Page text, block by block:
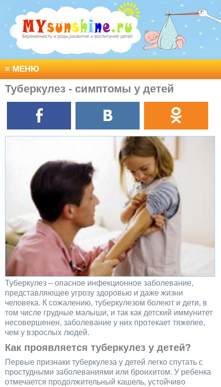
≡МЕНЮ
Туберкулез - симптомы у детей
Туберкулез – опасное инфекционное заболевание,
представляющее угрозу здоровью и даже жизни
человека. К сожалению, туберкулезом болеют и дети, в
том числе грудные малыши, и так как детский иммунитет
несовершенен, заболевание у них протекает тяжелее,
чем у взрослых людей.
Как проявляется туберкулез у детей?
Первые признаки туберкулеза у детей легко спутать с
простудными заболеваниями или бронхитом. У ребенка
отмечается продолжительный кашель, устойчиво